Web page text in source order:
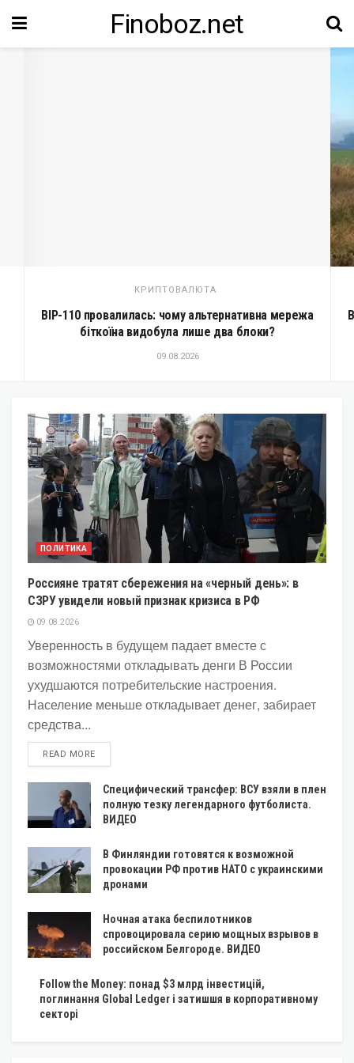
Finoboz.net
КРИПТОВАЛЮТА
BIP-110 провалилась: чому альтернативна мережа
біткоїна видобула лише два блоки?
09.08.2026
ПОЛИТИКА
Россияне тратят сбережения на «черный день»: в
СЗРУ увидели новый признак кризиса в РФ
09.08.2026
Уверенность в будущем падает вместе с
возможностями откладывать денги В России
ухудшаются потребительские настроения.
Население меньше откладывает денег, забирает
средства...
READ MOREDETAILS
Специфический трансфер: ВСУ взяли в плен
полную тезку легендарного футболиста.
ВИДЕО
В Финляндии готовятся к возможной
провокации РФ против НАТО с украинскими
дронами
Ночная атака беспилотников
спровоцировала серию мощных взрывов в
российском Белгороде. ВИДЕО
Follow the Money: понад $3 млрд інвестицій,
поглинання Global Ledger і затишшя в корпоративному
секторі